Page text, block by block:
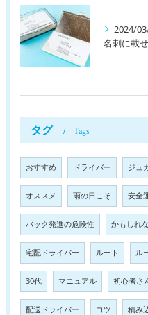
2024/
名刺に載
タグ Tags
おすすめ ドライバー ジュ
オススメ 雨の日こそ 安全
バック発進の危険性 かもしれ
宅配ドライバー ルート ル
30代 マニュアル 初心者さ
配送ドライバー コツ 積み